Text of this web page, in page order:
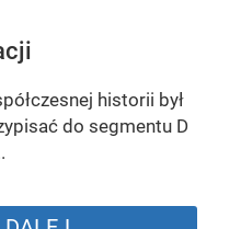
historii był
do segmentu D